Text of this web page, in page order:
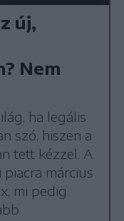
új,
Nem
ha legális
szó, hiszen a
tett kézzel. A
március
mi pedig